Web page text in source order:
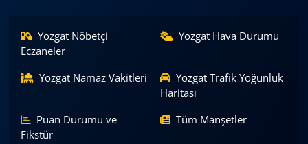
Yozgat Nöbetçi
Eczaneler
Yozgat Hava Durumu
Yozgat Namaz Vakitleri
Yozgat Trafik Yoğunluk
Haritası
Puan Durumu ve
Fikstür
Tüm Manşetler